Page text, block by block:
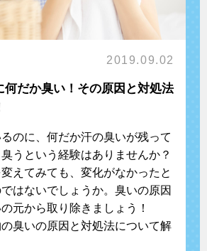
2019.09.02
何だか臭い！その原因と対処法
のに、何だか汗の臭いが残って
うという経験はありませんか？
えてみても、変化がなかったと
はないでしょうか。臭いの原因
元から取り除きましょう！
臭いの原因と対処法について解